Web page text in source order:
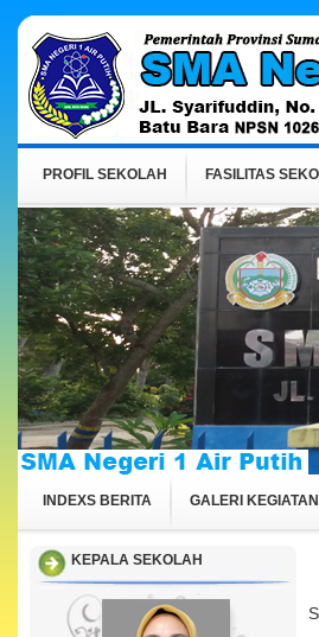
PROFIL SEKOLAH FASILITAS
INDEXS BERITA GALERI KEGIATAN
KEPALA SEKOLAH